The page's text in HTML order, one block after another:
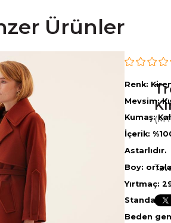
Ürünler
Renk:
Mevsim:
Kumaş:
İçerik:
Astarlıdır.
Boy:
Yırtmaç:
Standart
Beden